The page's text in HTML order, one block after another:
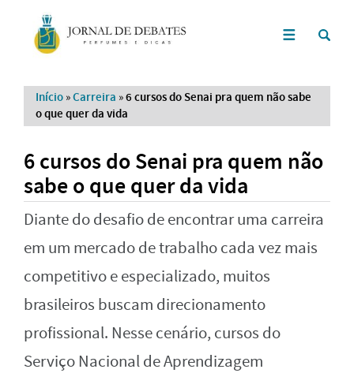
Início »Carreira »6 cursos do Senai pra quem não sabe
o que quer da vida
6 cursos do Senai pra quem não
sabe o que quer da vida
Diante do desafio de encontrar uma carreira
em um mercado de trabalho cada vez mais
competitivo e especializado, muitos
brasileiros buscam direcionamento
profissional. Nesse cenário, cursos do
Serviço Nacional de Aprendizagem